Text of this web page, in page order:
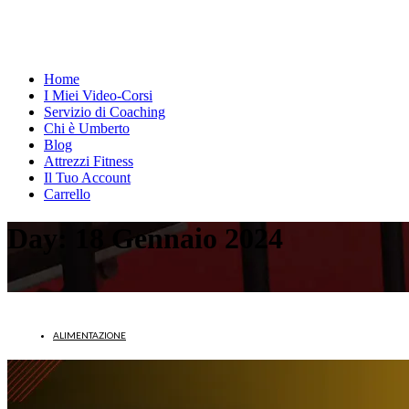
Home
I Miei Video-Corsi
Servizio di Coaching
Chi è Umberto
Blog
Attrezzi Fitness
Il Tuo Account
Carrello
Day: 18 Gennaio 2024
ALIMENTAZIONE